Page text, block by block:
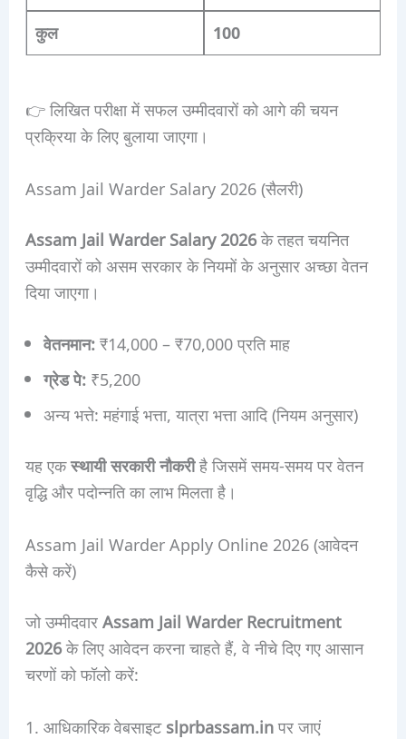
कुल 100
👉 लिखित परीक्षा में सफल उम्मीदवारों को आगे की चयन
प्रक्रिया के लिए बुलाया जाएगा।
Assam Jail Warder Salary 2026 (सैलरी)
Assam Jail Warder Salary 2026के तहत चयनित
उम्मीदवारों को असम सरकार के नियमों के अनुसार अच्छा वेतन
दिया जाएगा।
वेतनमान:₹14,000 – ₹70,000 प्रति माह
ग्रेड पे:₹5,200
अन्य भत्ते: महंगाई भत्ता, यात्रा भत्ता आदि (नियम अनुसार)
यह एकस्थायी सरकारी नौकरीहै जिसमें समय-समय पर वेतन
वृद्धि और पदोन्नति का लाभ मिलता है।
Assam Jail Warder Apply Online 2026 (आवेदन
कैसे करें)
जो उम्मीदवारAssam Jail Warder Recruitment
2026के लिए आवेदन करना चाहते हैं, वे नीचे दिए गए आसान
चरणों को फॉलो करें:
आधिकारिक वेबसाइटslprbassam.inपर जाएं